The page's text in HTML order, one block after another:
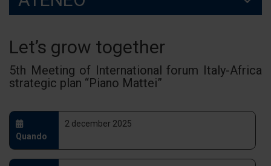
Let’s grow together
5th Meeting of International forum Italy-Africa
strategic plan “Piano Mattei”
Quando
2 december 2025